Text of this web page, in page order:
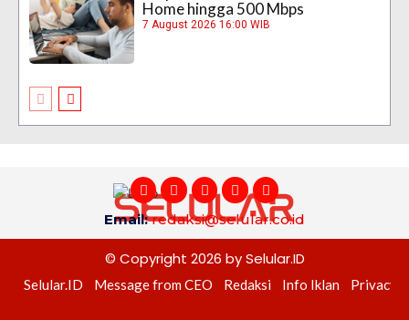
Home hingga 500 Mbps
7 August 2026 16:00 WIB
Email:redaksi@selular.co.id
© Copyright 2026 by Selular.ID
Selular.ID Message from CEO Redaksi Info Iklan Privacy